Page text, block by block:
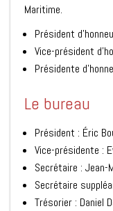
Maritime.
Président
Vice-président
Présidente
Le bureau
Président : Éric
Vice-présidente :
Secrétaire : Jean-
Secrétaire
Trésorier : Daniel